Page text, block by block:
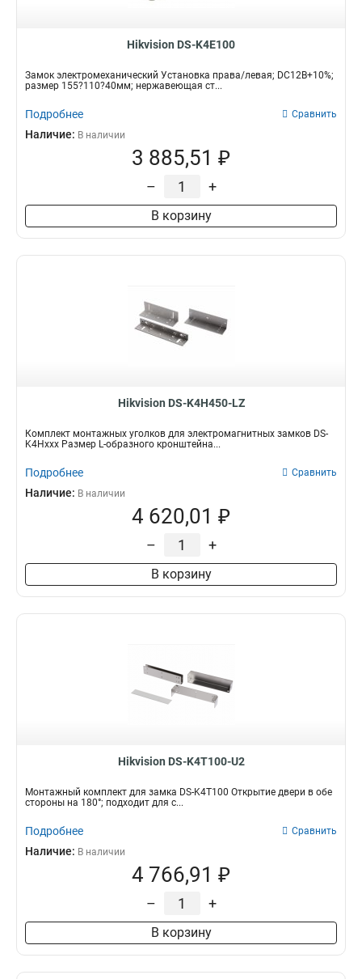
Hikvision DS-K4E100
Замок электромеханический Установка права/левая; DC12В+10%;
размер 155?110?40мм; нержавеющая ст...
Подробнее Сравнить
Наличие: В наличии
3 885,51 ₽
– +
В корзину
Hikvision DS-K4H450-LZ
Комплект монтажных уголков для электромагнитных замков DS-
K4Hxxx Размер L-образного кронштейна...
Подробнее Сравнить
Наличие: В наличии
4 620,01 ₽
– +
В корзину
Hikvision DS-K4T100-U2
Монтажный комплект для замка DS-K4T100 Открытие двери в обе
стороны на 180°; подходит для с...
Подробнее Сравнить
Наличие: В наличии
4 766,91 ₽
– +
В корзину